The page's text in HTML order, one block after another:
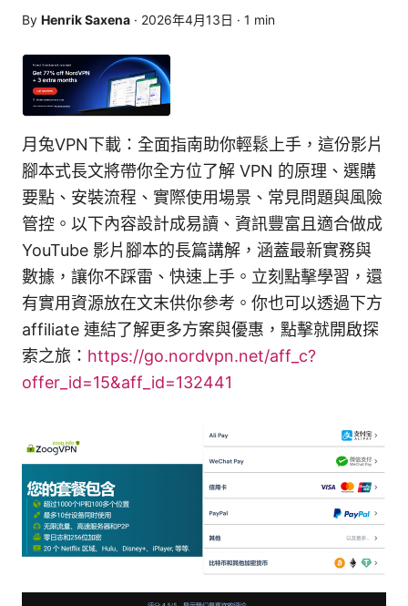
By Henrik Saxena · 2026年4月13日 · 1 min
月兔VPN下載：全面指南助你輕鬆上手，這份影片
腳本式長文將帶你全方位了解 VPN 的原理、選購
要點、安裝流程、實際使用場景、常見問題與風險
管控。以下內容設計成易讀、資訊豐富且適合做成
YouTube 影片腳本的長篇講解，涵蓋最新實務與
數據，讓你不踩雷、快速上手。立刻點擊學習，還
有實用資源放在文末供你參考。你也可以透過下方
affiliate 連結了解更多方案與優惠，點擊就開啟探
索之旅： https://go.nordvpn.net/aff_c?
offer_id=15&aff_id=132441